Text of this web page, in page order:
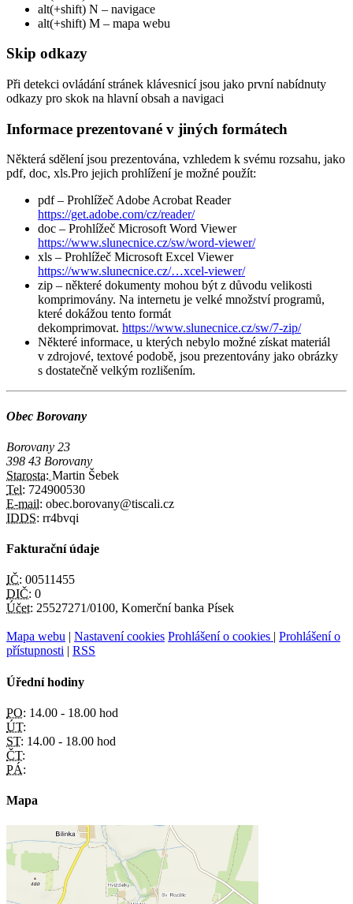
alt(+shift) N – navigace
alt(+shift) M – mapa webu
Skip odkazy
Při detekci ovládání stránek klávesnicí jsou jako první nabídnuty
odkazy pro skok na hlavní obsah a navigaci
Informace prezentované v jiných formátech
Některá sdělení jsou prezentována, vzhledem k svému rozsahu, jako
pdf, doc, xls.Pro jejich prohlížení je možné použít:
pdf – Prohlížeč Adobe Acrobat Reader
https://get.adobe.com/cz/reader/
doc – Prohlížeč Microsoft Word Viewer
https://www.slunecnice.cz/sw/word-viewer/
xls – Prohlížeč Microsoft Excel Viewer
https://www.slunecnice.cz/…xcel-viewer/
zip – některé dokumenty mohou být z důvodu velikosti
komprimovány. Na internetu je velké množství programů,
které dokážou tento formát
dekomprimovat. https://www.slunecnice.cz/sw/7-zip/
Některé informace, u kterých nebylo možné získat materiál
v zdrojové, textové podobě, jsou prezentovány jako obrázky
s dostatečně velkým rozlišením.
Obec Borovany
Borovany 23
398 43 Borovany
Starosta: Martin Šebek
Tel: 724900530
E-mail: obec.borovany@tiscali.cz
IDDS: rr4bvqi
Fakturační údaje
IČ: 00511455
DIČ: 0
Účet: 25527271/0100, Komerční banka Písek
Mapa webu Nastavení cookies Prohlášení o cookies
Prohlášení o
přístupnosti
RSS
Úřední hodiny
PO: 14.00 - 18.00 hod
ÚT:
ST: 14.00 - 18.00 hod
ČT:
PÁ:
Mapa